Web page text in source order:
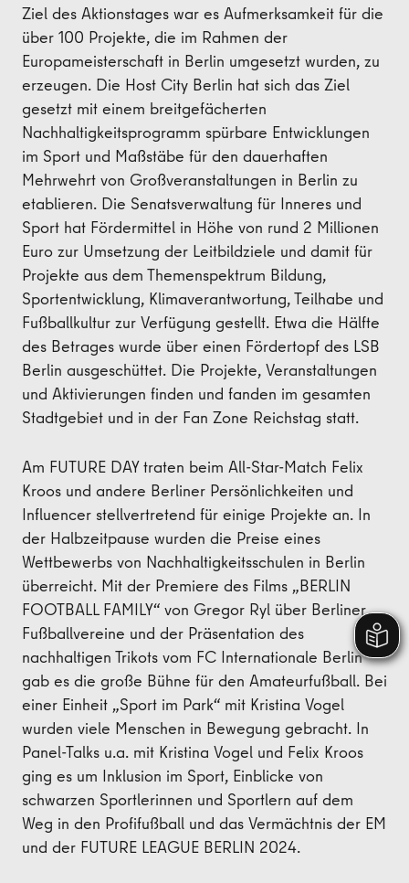
Ziel des Aktionstages war es Aufmerksamkeit für die
über 100 Projekte, die im Rahmen der
Europameisterschaft in Berlin umgesetzt wurden, zu
erzeugen. Die Host City Berlin hat sich das Ziel
gesetzt mit einem breitgefächerten
Nachhaltigkeitsprogramm spürbare Entwicklungen
im Sport und Maßstäbe für den dauerhaften
Mehrwehrt von Großveranstaltungen in Berlin zu
etablieren. Die Senatsverwaltung für Inneres und
Sport hat Fördermittel in Höhe von rund 2 Millionen
Euro zur Umsetzung der Leitbildziele und damit für
Projekte aus dem Themenspektrum Bildung,
Sportentwicklung, Klimaverantwortung, Teilhabe und
Fußballkultur zur Verfügung gestellt. Etwa die Hälfte
des Betrages wurde über einen Fördertopf des LSB
Berlin ausgeschüttet. Die Projekte, Veranstaltungen
und Aktivierungen finden und fanden im gesamten
Stadtgebiet und in der Fan Zone Reichstag statt.
Am FUTURE DAY traten beim All-Star-Match Felix
Kroos und andere Berliner Persönlichkeiten und
Influencer stellvertretend für einige Projekte an. In
der Halbzeitpause wurden die Preise eines
Wettbewerbs von Nachhaltigkeitsschulen in Berlin
überreicht. Mit der Premiere des Films „BERLIN
FOOTBALL FAMILY“ von Gregor Ryl über Berliner
Fußballvereine und der Präsentation des
nachhaltigen Trikots vom FC Internationale Berlin
gab es die große Bühne für den Amateurfußball. Bei
einer Einheit „Sport im Park“ mit Kristina Vogel
wurden viele Menschen in Bewegung gebracht. In
Panel-Talks u.a. mit Kristina Vogel und Felix Kroos
ging es um Inklusion im Sport, Einblicke von
schwarzen Sportlerinnen und Sportlern auf dem
Weg in den Profifußball und das Vermächtnis der EM
und der FUTURE LEAGUE BERLIN 2024.